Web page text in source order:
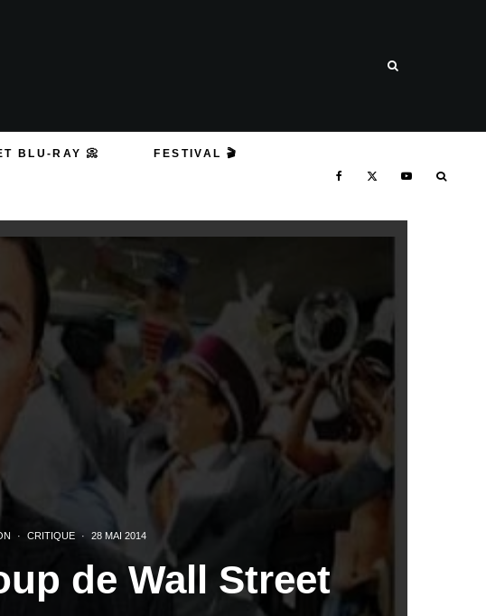
BLU-RAY 📀 FESTIVAL 🎬
· CRITIQUE · 28 MAI 2014
de Wall Street